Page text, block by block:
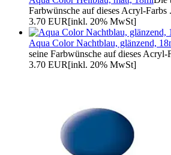
Farbwünsche auf dieses Acryl-Farbs
3.70 EUR[inkl. 20% MwSt]
Aqua Color Nachtblau, glänzend,
seine Farbwünsche auf dieses Acryl-
3.70 EUR[inkl. 20% MwSt]